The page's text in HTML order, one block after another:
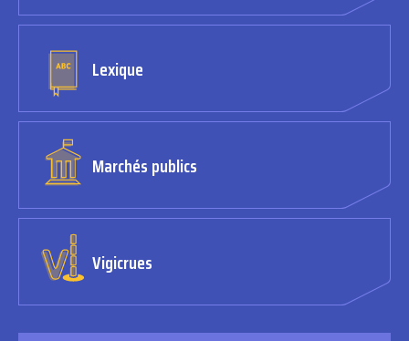
Lexique
Marchés publics
Vigicrues